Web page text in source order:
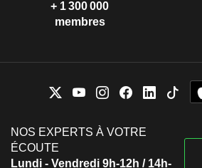
+ 1 300 000
membres
NOS EXPERTS À VOTRE
ÉCOUTE
Lundi - Vendredi 9h-12h / 14h-